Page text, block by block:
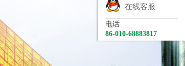
在线客服
电话
86-010-68883817